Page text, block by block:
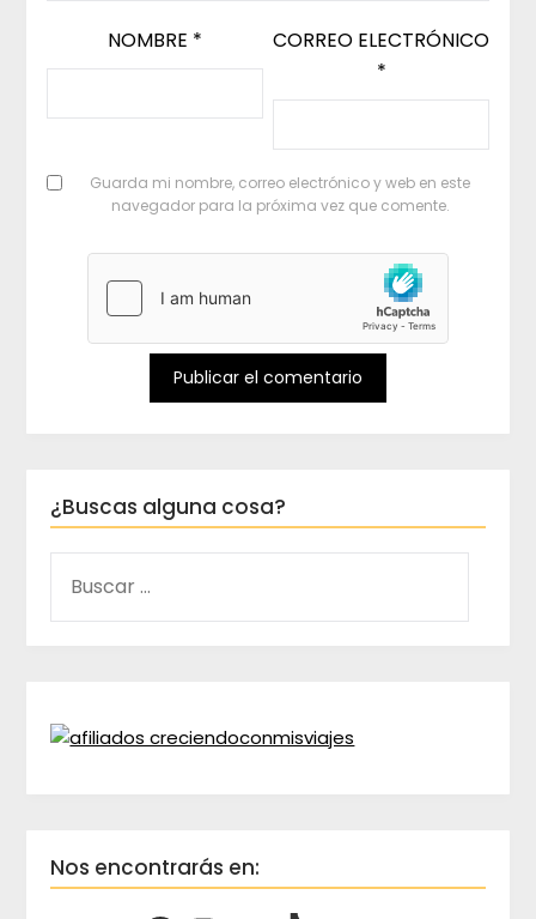
NOMBRE *
CORREO ELECTRÓNICO
*
Guarda mi nombre, correo electrónico y web en este
navegador para la próxima vez que comente.
¿Buscas alguna cosa?
Nos encontrarás en: